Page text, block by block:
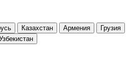
Казахстан Армения
Грузия